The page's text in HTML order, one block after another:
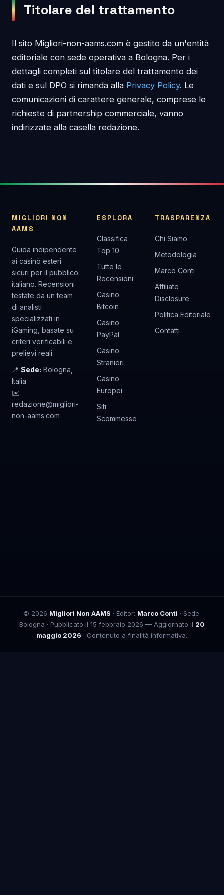
Titolare del trattamento
Il sito Migliori-non-aams.com è gestito da un'entità
editoriale con sede operativa a Bologna. Per i
dettagli completi sul titolare del trattamento dei
dati e sul DPO si rimanda alla Privacy Policy. Le
comunicazioni di carattere generale, comprese le
richieste di partnership commerciale, vanno
indirizzate alla casella redazione.
MIGLIORI NON
AAMS
Guida indipendente
ai casinò esteri
sicuri per il pubblico
italiano. Recensioni
testate da un team
di analisti
specializzati in
iGaming, basate su
criteri verificabili e
prelievi reali.
📍 Sede: Bologna,
Italia
✉️
redazione@migliori-
non-aams.com
ESPLORA
Classifica
Top 10
Tutte le
Recensioni
Casino
Bitcoin
Casino
PayPal
Casino
Stranieri
Casino
Europei
Siti
Scommesse
TRASPARENZA
Chi Siamo
Metodologia
Marco Conti
Affiliate
Disclosure
Politica Editoriale
Contatti
© 2026 Migliori Non AAMS · Editor: Marco Conti · Sede:
Bologna · Pubblicato il 15 febbraio 2026 — Aggiornato il 20
maggio 2026 · Contenuto a finalità informativa.